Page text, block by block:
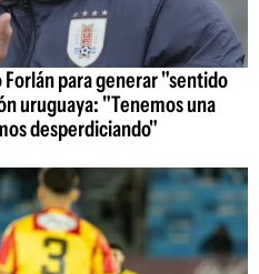
para generar "sentido
uruguaya: "Tenemos una
desperdiciando"